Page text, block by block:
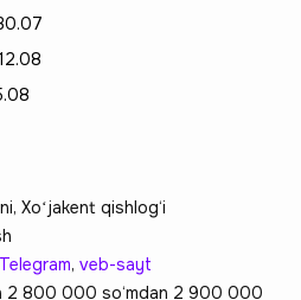
Xoʻjakent qishlog‘i
Telegram, veb-sayt
2 800 000 so‘mdan 2 900 000